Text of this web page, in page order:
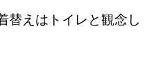
替えはトイレと観念し